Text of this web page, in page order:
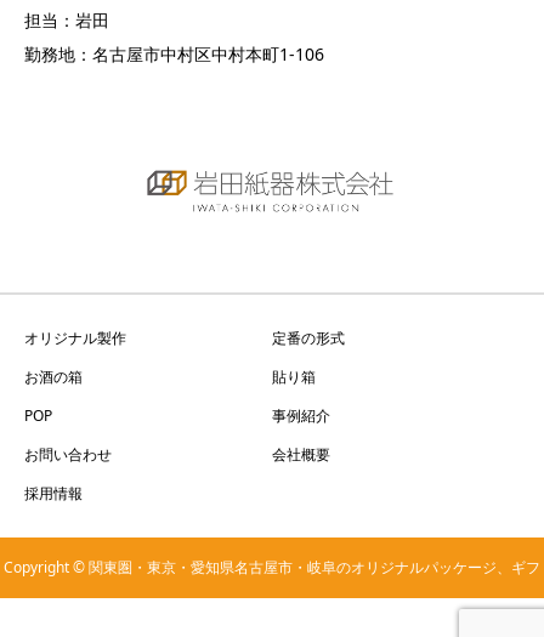
担当：岩田
勤務地：名古屋市中村区中村本町1-106
オリジナル製作
定番の形式
お酒の箱
貼り箱
POP
事例紹介
お問い合わせ
会社概要
採用情報
Copyright © 関東圏・東京・愛知県名古屋市・岐阜のオリジナルパッケージ、ギフ